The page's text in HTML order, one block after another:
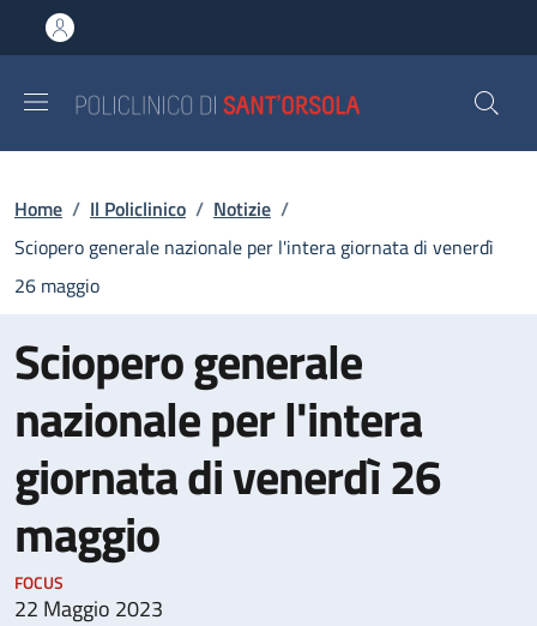
al contenuto principale
to footer content
Briciole di pane
Home / Il Policlinico / Notizie /
Sciopero generale nazionale per l'intera giornata di venerdì
26 maggio
Sciopero generale
nazionale per l'intera
giornata di venerdì 26
maggio
FOCUS
22 Maggio 2023